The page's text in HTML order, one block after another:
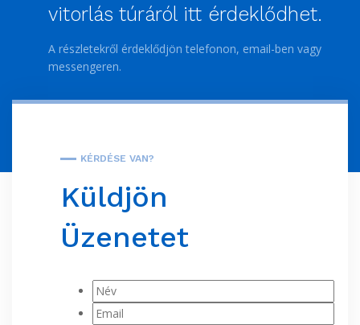
vitorlás túráról itt érdeklődhet.
A részletekről érdeklődjön telefonon, email-ben vagy
messengeren.
KÉRDÉSE VAN?
Küldjön
Üzenetet